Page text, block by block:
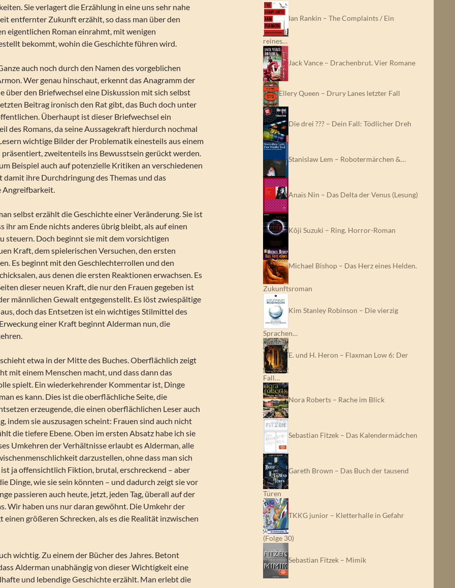
Sie verlagert die Erzählung in eine uns sehr nahe
entfernter Zukunft erzählt, so dass man über den
eigentlichen Roman einrahmt, mit wenigen
bekommt, wohin die Geschichte führen wird.
auch noch durch den Namen des vorgeblichen
Wer genau hinschaut, erkennt das Anagramm der
über den Briefwechsel eine Diskussion mit sich selbst
Beitrag ironisch den Rat gibt, das Buch doch unter
Überhaupt ist dieser Briefwechsel ein
des Romans, da seine Aussagekraft hierdurch nochmal
wichtige Bilder der Problematik einesteils aus einem
zweitenteils ins Bewusstsein gerückt werden.
Beispiel auch auf potenzielle Kritiken an verschiedenen
damit ihre Durchdringung des Themas und das
Angreifbarkeit.
selbst erzählt die Geschichte einer Veränderung. Sie ist
ihr am Ende nichts anderes übrig bleibt, als auf einen
steuern. Doch beginnt sie mit dem vorsichtigen
Kraft, dem spielerischen Versuchen, den ersten
Es beginnt mit den Geschlechterrollen und den
aus denen die ersten Reaktionen erwachsen. Es
dieser neuen Kraft, die nur den Frauen gegeben ist
männlichen Gewalt entgegenstellt. Es löst zwiespältige
doch das Entsetzen ist ein wichtiges Stilmittel des
einer Kraft beginnt Alderman nun, die
etwa in der Mitte des Buches. Oberflächlich zeigt
mit einem Menschen macht, und dass dann das
spielt. Ein wiederkehrender Kommentar ist, Dinge
es kann. Dies ist die oberflächliche Seite, die
erzeugende, die einen oberflächlichen Leser auch
indem sie auszusagen scheint: Frauen sind auch nicht
die tiefere Ebene. Oben im ersten Absatz habe ich sie
Umkehren der Verhältnisse erlaubt es Alderman, alle
darzustellen, ohne dass man sich
ja offensichtlich Fiktion, brutal, erschreckend – aber
Dinge, wie sie sein könnten – und dadurch zeigt sie vor
passieren auch heute, jetzt, jeden Tag, überall auf der
Wir haben uns nur daran gewöhnt. Die Umkehr der
einen größeren Schrecken, als es die Realität inzwischen
wichtig. Zu einem der Bücher des Jahres. Betont
Alderman unabhängig von dieser Wichtigkeit eine
und lebendige Geschichte erzählt. Man erlebt die
Ian Rankin – The Complaints / Ein
reines…
Jack Vance – Drachenbrut. Vier Romane
Ellery Queen – Drury Lanes letzter Fall
Die drei ??? – Dein Fall: Tödlicher Dreh
Stanislaw Lem – Robotermärchen &…
Anaïs Nin – Das Delta der Venus (Lesung)
Kôji Suzuki – Ring. Horror-Roman
Michael Bishop – Das Herz eines Helden.
Zukunftsroman
Kim Stanley Robinson – Die vierzig
Sprachen…
E. und H. Heron – Flaxman Low 6: Der
Fall…
Nora Roberts – Rache im Blick
Sebastian Fitzek – Das Kalendermädchen
Gareth Brown – Das Buch der tausend
Türen
TKKG junior – Kletterhalle in Gefahr
(Folge 30)
Sebastian Fitzek – Mimik